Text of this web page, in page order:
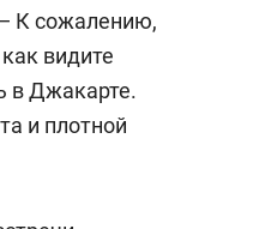
К сожалению,
видите
в Джакарте.
и плотной